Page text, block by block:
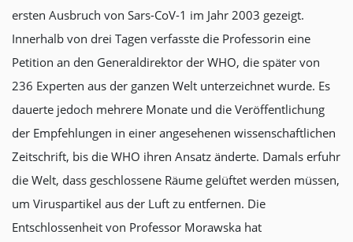
ersten Ausbruch von Sars-CoV-1 im Jahr 2003 gezeigt.
Innerhalb von drei Tagen verfasste die Professorin eine
Petition an den Generaldirektor der WHO, die später von
236 Experten aus der ganzen Welt unterzeichnet wurde. Es
dauerte jedoch mehrere Monate und die Veröffentlichung
der Empfehlungen in einer angesehenen wissenschaftlichen
Zeitschrift, bis die WHO ihren Ansatz änderte. Damals erfuhr
die Welt, dass geschlossene Räume gelüftet werden müssen,
um Viruspartikel aus der Luft zu entfernen. Die
Entschlossenheit von Professor Morawska hat